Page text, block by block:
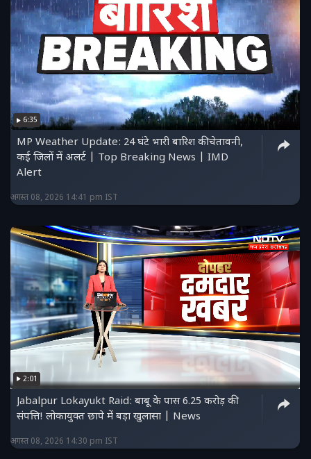
6:35
MP Weather Update: 24 घंटे भारी बारिश की चेतावनी,
कई जिलों में अलर्ट | Top Breaking News | IMD
Alert
अगस्त 08, 2026 14:41 pm IST
2:01
Jabalpur Lokayukt Raid: बाबू के पास 6.25 करोड़ की
संपत्ति! लोकायुक्त छापे में बड़ा खुलासा | News
अगस्त 08, 2026 14:30 pm IST